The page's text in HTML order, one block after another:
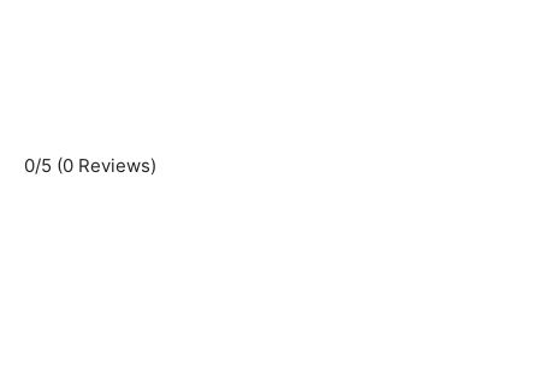
0/5 (0 Reviews)